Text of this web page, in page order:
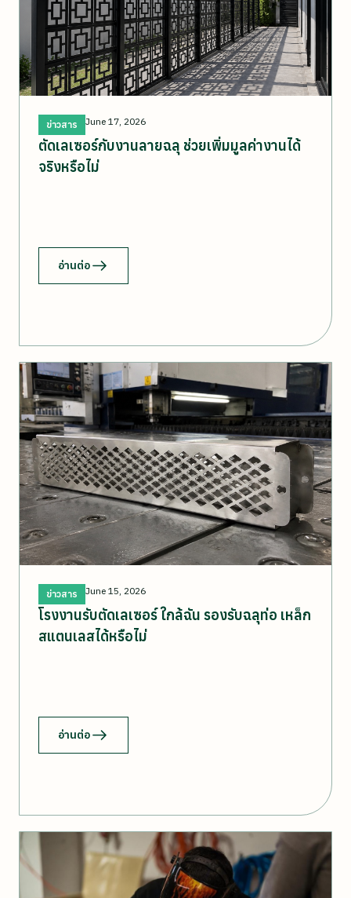
ข่าวสาร June 17, 2026
ตัดเลเซอร์กับงานลายฉลุ ช่วยเพิ่มมูลค่างานได้
จริงหรือไม่
อ่านต่อ
ข่าวสาร June 15, 2026
โรงงานรับตัดเลเซอร์ ใกล้ฉัน รองรับฉลุท่อ เหล็ก
สแตนเลสได้หรือไม่
อ่านต่อ